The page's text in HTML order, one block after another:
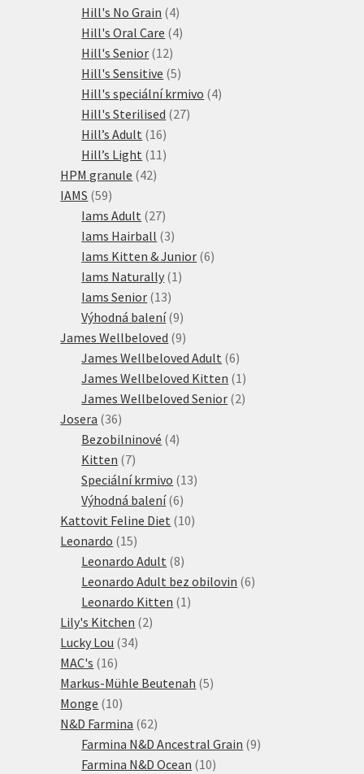
produktů
Hill's No Grain 44
produkty
Hill's Oral Care 44
Hill's Senior 1212
produktů
Hill's Sensitive 55
produktů
Hill's speciální krmivo 44
Hill's Sterilised 2727
Hill’s Adult 1616
produktů
Hill’s Light 11 11
HPM granule 4242
IAMS 5959
produktů
Iams Adult 2727
produktů
Iams Hairball 33
produkty
Iams Kitten & Junior 66
Iams Naturally 1 1
Iams Senior 1313
produktů
Výhodná balení 99
produktů
James Wellbeloved 99
produktů
James Wellbeloved Adult 66
produktů
James Wellbeloved Kitten 1 1
produkt
James Wellbeloved Senior 22
Josera 3636
produktů
Bezobilninové 44
Kitten 77
produktů
Speciální krmivo 1313
Výhodná balení 66
produktů
Kattovit Feline Diet 1010
Leonardo 1515
produktů
Leonardo Adult 88
produktů
Leonardo Adult bez obilovin 66
Leonardo Kitten 1 1
Lily's Kitchen 22
Lucky Lou 3434
MAC's 1616
produktů
Markus-Mühle Beutenah 55
Monge 1010
produktů
N&D Farmina 6262
produktů
Farmina N&D Ancestral Grain 99
Farmina N&D Ocean 1010